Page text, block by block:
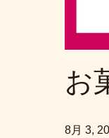
お
8月 3,